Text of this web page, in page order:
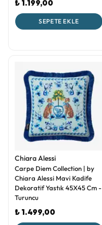
₺ 1.199,00
SEPETE EKLE
Chiara Alessi
Carpe Diem Collection | by
Chiara Alessi Mavi Kadife
Dekoratif Yastık 45X45 Cm -
Turuncu
₺ 1.499,00